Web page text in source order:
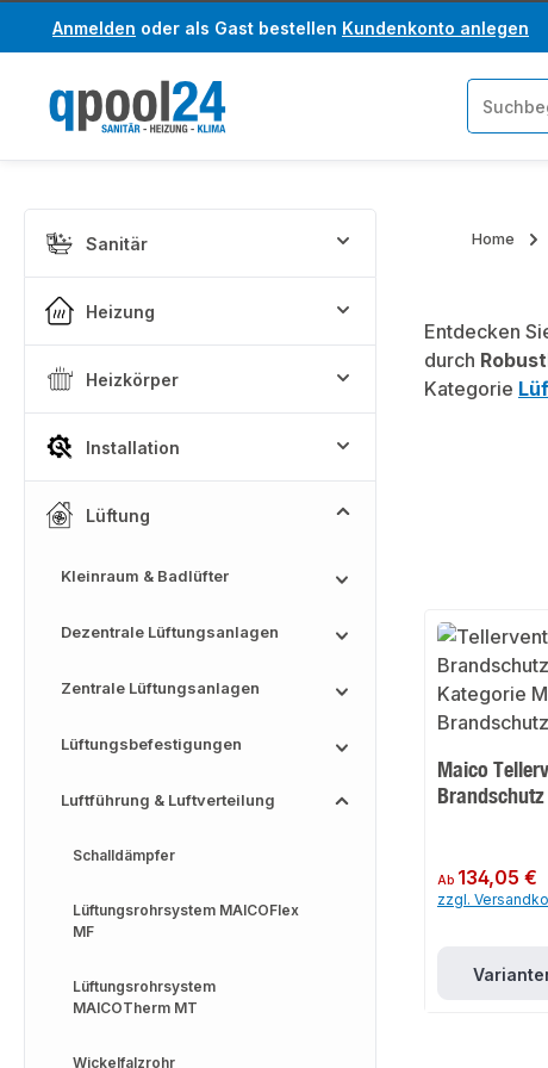
Hauptinhalt springen
Zur Suche springen
Anmelden oder als Gast bestellen Kundenkonto anlegen
Sanitär
Heizung
Heizkörper
Installation
Lüftung
Kleinraum & Badlüfter
Dezentrale Lüftungsanlagen
Zentrale Lüftungsanlagen
Lüftungsbefestigungen
Luftführung & Luftverteilung
Schalldämpfer
Lüftungsrohrsystem MAICOFlex
MF
Lüftungsrohrsystem
MAICOTherm MT
Wickelfalzrohr
Home
Entdecken
durch
Kategorie
Maico
Brandschutz
Regulärer Preis:
Ab 134,05 €
zzgl.